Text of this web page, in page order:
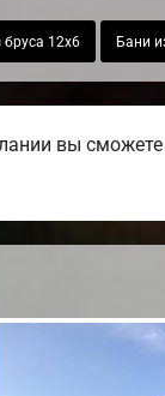
бруса 12х6 Бани
вы